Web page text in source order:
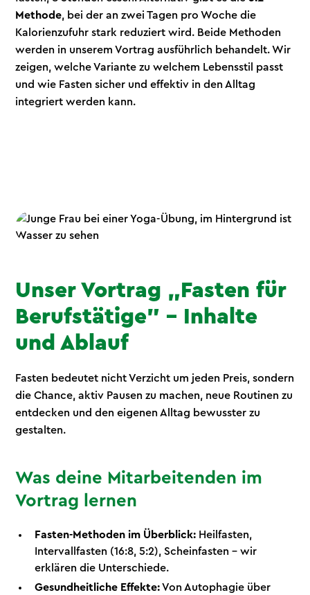
Methode, bei der an zwei Tagen pro Woche die
Kalorienzufuhr stark reduziert wird. Beide Methoden
werden in unserem Vortrag ausführlich behandelt. Wir
zeigen, welche Variante zu welchem Lebensstil passt
und wie Fasten sicher und effektiv in den Alltag
integriert werden kann.
Unser Vortrag „Fasten für
Berufstätige" – Inhalte
und Ablauf
Fasten bedeutet nicht Verzicht um jeden Preis, sondern
die Chance, aktiv Pausen zu machen, neue Routinen zu
entdecken und den eigenen Alltag bewusster zu
gestalten.
Was deine Mitarbeitenden im
Vortrag lernen
Fasten-Methoden im Überblick: Heilfasten,
Intervallfasten (16:8, 5:2), Scheinfasten – wir
erklären die Unterschiede.
Gesundheitliche Effekte:Von Autophagie über